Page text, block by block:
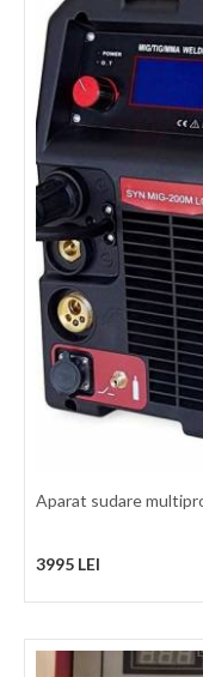
Aparat sudare
3995 LEI